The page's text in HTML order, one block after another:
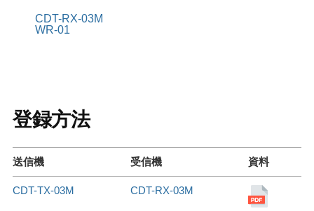
CDT-RX-03M
WR-01
登録方法
送信機 受信機 資料
CDT-TX-03M CDT-RX-03M